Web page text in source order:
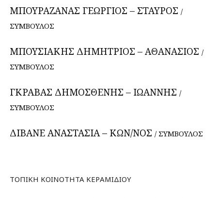
ΜΠΟΥΡΑΖΑΝΑΣ ΓΕΩΡΓΙΟΣ – ΣΤΑΥΡΟΣ /
ΣΥΜΒΟΥΛΟΣ
ΜΠΟΥΣΙΑΚΗΣ ΔΗΜΗΤΡΙΟΣ – ΑΘΑΝΑΣΙΟΣ /
ΣΥΜΒΟΥΛΟΣ
ΓΚΡΑΒΑΣ ΔΗΜΟΣΘΕΝΗΣ – ΙΩΑΝΝΗΣ /
ΣΥΜΒΟΥΛΟΣ
ΔΙΒΑΝΕ ΑΝΑΣΤΑΣΙΑ – ΚΩΝ/ΝΟΣ / ΣΥΜΒΟΥΛΟΣ
ΤΟΠΙΚΗ ΚΟΙΝΟΤΗΤΑ ΚΕΡΑΜΙΔΙΟΥ